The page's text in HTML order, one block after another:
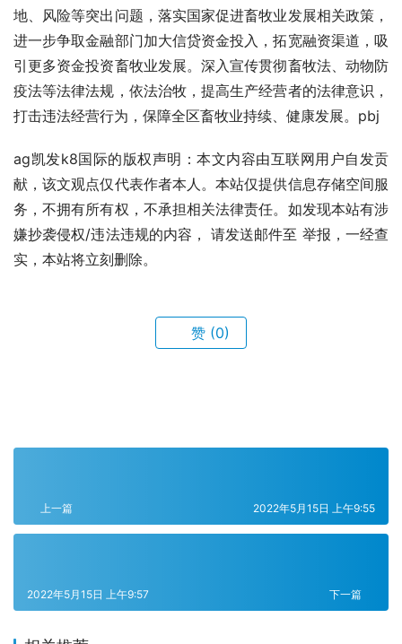
地、风险等突出问题，落实国家促进畜牧业发展相关政策，
进一步争取金融部门加大信贷资金投入，拓宽融资渠道，吸
引更多资金投资畜牧业发展。深入宣传贯彻畜牧法、动物防
疫法等法律法规，依法治牧，提高生产经营者的法律意识，
打击违法经营行为，保障全区畜牧业持续、健康发展。pbj
ag凯发k8国际的版权声明：本文内容由互联网用户自发贡
献，该文观点仅代表作者本人。本站仅提供信息存储空间服
务，不拥有所有权，不承担相关法律责任。如发现本站有涉
嫌抄袭侵权/违法违规的内容， 请发送邮件至 举报，一经查
实，本站将立刻删除。
赞 (0)
上一篇 2022年5月15日 上午9:55
下一篇
2022年5月15日 上午9:57